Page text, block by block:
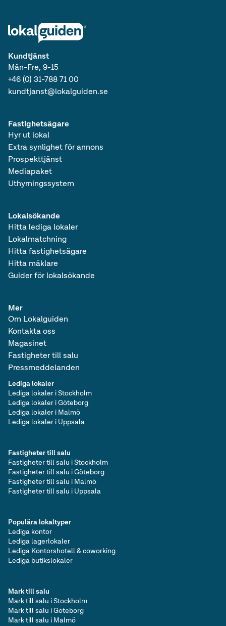
Kundtjänst
Mån-Fre, 9-15
+46 (0) 31-788 71 00
kundtjanst@lokalguiden.se
Lokalsökande
Hitta lediga lokaler
Lokalmatchning
Hitta fastighetsägare
Hitta mäklare
Guider för lokalsökande
Fastighetsägare
Hyr ut lokal
Extra synlighet för annons
Prospekttjänst
Mediapaket
Uthyrningssystem
Mer
Om Lokalguiden
Kontakta oss
Magasinet
Fastigheter till salu
Pressmeddelanden
Lediga lokaler
Lediga lokaler i Stockholm
Lediga lokaler i Göteborg
Lediga lokaler i Malmö
Lediga lokaler i Uppsala
Populära lokaltyper
Lediga kontor
Lediga lagerlokaler
Lediga Kontorshotell & coworking
Lediga butikslokaler
Fastigheter till salu
Fastigheter till salu i Stockholm
Fastigheter till salu i Göteborg
Fastigheter till salu i Malmö
Fastigheter till salu i Uppsala
Mark till salu
Mark till salu i Stockholm
Mark till salu i Göteborg
Mark till salu i Malmö